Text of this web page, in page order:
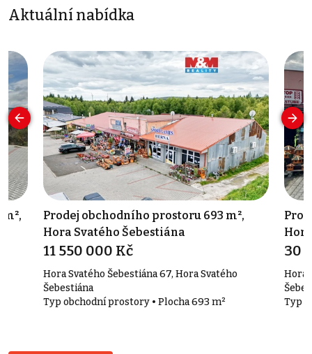
Aktuální nabídka
Prodej obchodního prostoru 693 m²,
Hora Svatého Šebestiána
11 550 000 Kč
Hora Svatého Šebestiána 67, Hora Svatého
Šebestiána
Typ obchodní prostory • Plocha 693 m²
30
Hora
Typ